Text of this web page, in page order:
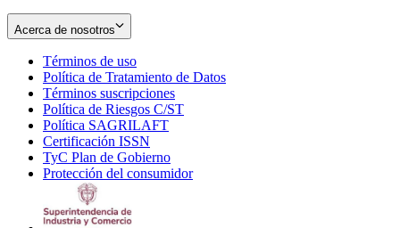
Acerca de nosotros
Términos de uso
in
new
window
Política de Tratamiento de Datos
Términos suscripciones
in
Política de Riesgos C/ST
Política SAGRILAFT
new
window
Certificación ISSN
in
new
TyC Plan de Gobierno
in
Protección del consumidorOpens